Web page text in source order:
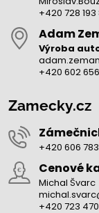
+420 728 193
Adam
Výroba
+420 602
Zamecky.cz
+420 606
Cenové
Michal Švarc
+420 723